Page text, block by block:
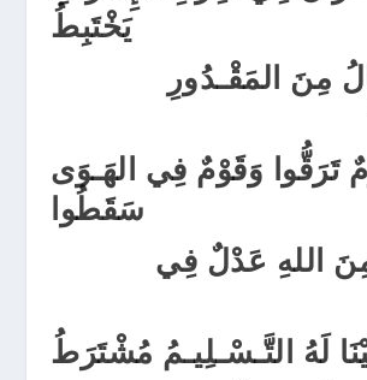
يَخْتَبِطُ
مِنَ المَقْـدُورِ
تَرَقُّوا وَقَوْمٌ فِي الهَـوَى
سَقَطُوا
اللهِ عَدْلٌ فِي
لَهُ التَّـسْـلِيـمُ مُشْتَرَطُ